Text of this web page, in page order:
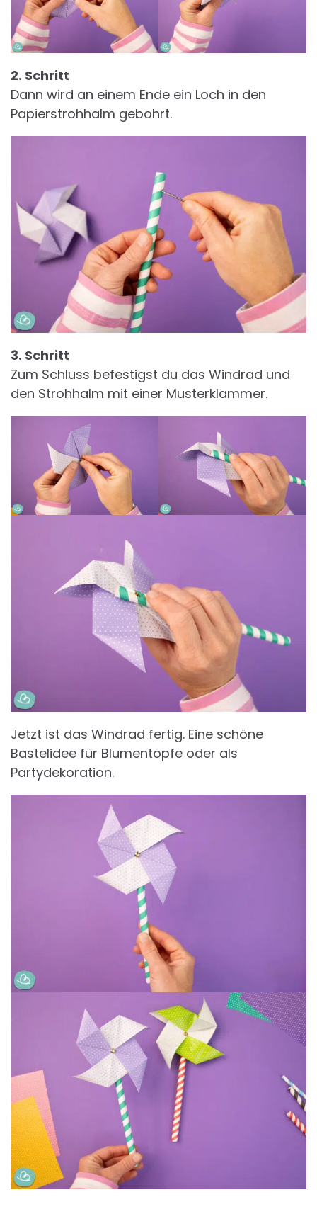
2. Schritt
Dann wird an einem Ende ein Loch in den
Papierstrohhalm gebohrt.
3. Schritt
Zum Schluss befestigst du das Windrad und
den Strohhalm mit einer Musterklammer.
Jetzt ist das Windrad fertig. Eine schöne
Bastelidee für Blumentöpfe oder als
Partydekoration.